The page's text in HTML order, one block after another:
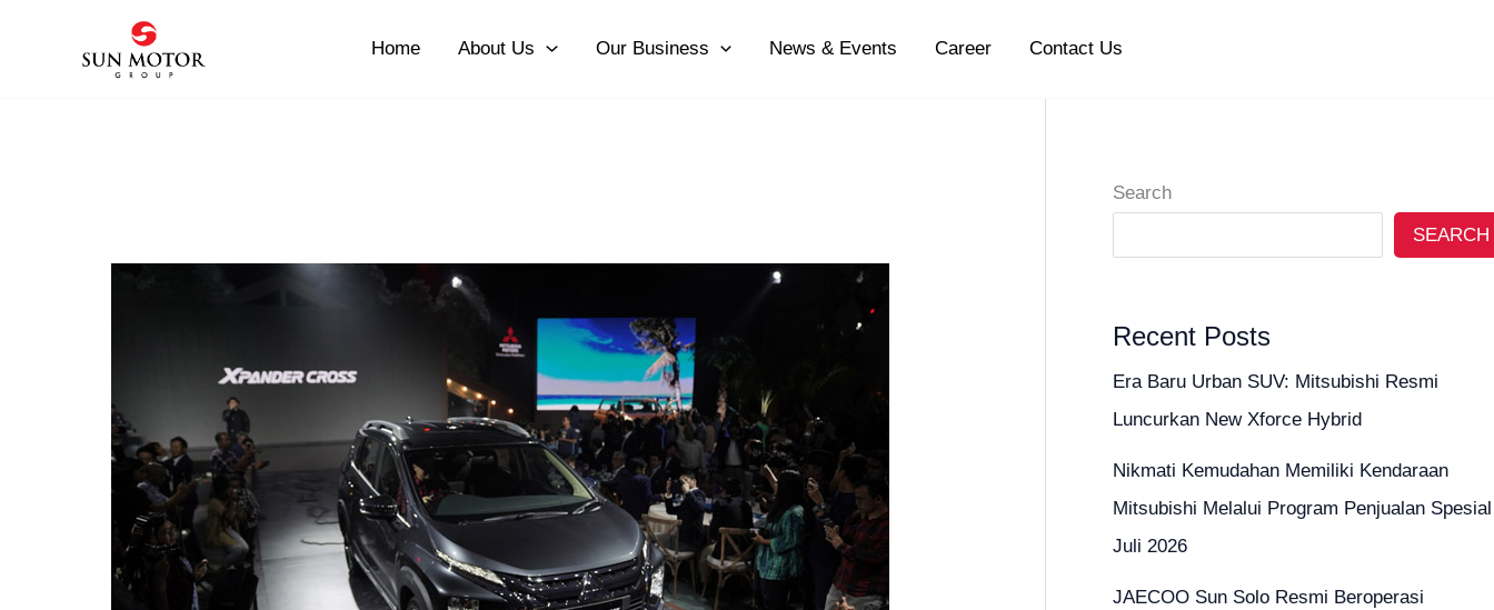
Home About Us Our Business News & Events Career Contact Us
Search
SEARCH
Recent Posts
Era Baru Urban SUV: Mitsubishi Resmi
Luncurkan New Xforce Hybrid
Nikmati Kemudahan Memiliki Kendaraan
Mitsubishi Melalui Program Penjualan Spesial
Juli 2026
JAECOO Sun Solo Resmi Beroperasi